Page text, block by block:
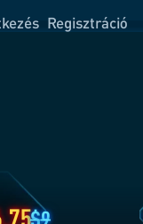
Regisztráció